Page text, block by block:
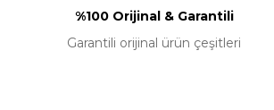
%100 Orijinal & Garantili
Garantili orijinal ürün çeşitleri